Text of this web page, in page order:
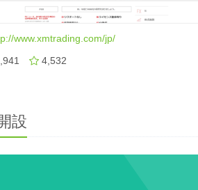
www.xmtrading.com/jp/
4,532
設